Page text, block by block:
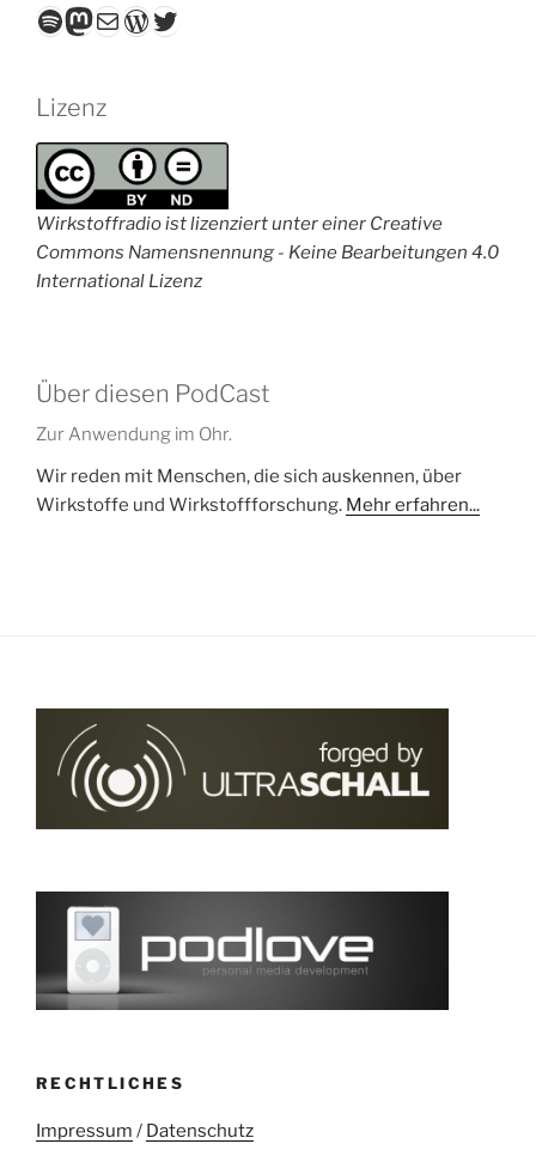
Spotify
Mastodon
E-MailWordPress
Twitter
Lizenz
Wirkstoffradio ist lizenziert unter einer Creative
Commons Namensnennung - Keine Bearbeitungen 4.0
International Lizenz
Über diesen PodCast
Zur Anwendung im Ohr.
Wir reden mit Menschen, die sich auskennen, über
Wirkstoffe und Wirkstoffforschung. Mehr erfahren...
RECHTLICHES
Impressum / Datenschutz